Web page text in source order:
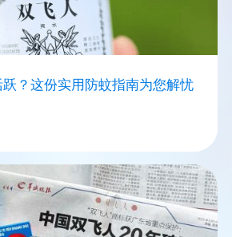
？这份实用防蚊指南为您解忧